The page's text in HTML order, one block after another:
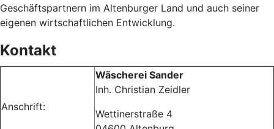
Geschäftspartnern im Altenburger Land und auch seiner
eigenen wirtschaftlichen Entwicklung.
Kontakt
Anschrift:
Wäscherei Sander
Inh. Christian Zeidler
Wettinerstraße 4